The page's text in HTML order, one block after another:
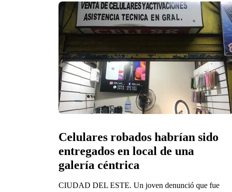
Celulares robados habrían sido
entregados en local de una
CIUDAD DEL ESTE. Un joven denunció que fue